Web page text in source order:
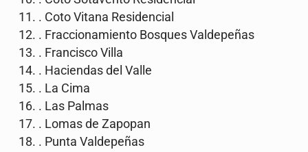
. Coto Vitana Residencial
. Fraccionamiento Bosques Valdepeñas
. Francisco Villa
. Haciendas del Valle
. La Cima
. Las Palmas
. Lomas de Zapopan
. Punta Valdepeñas